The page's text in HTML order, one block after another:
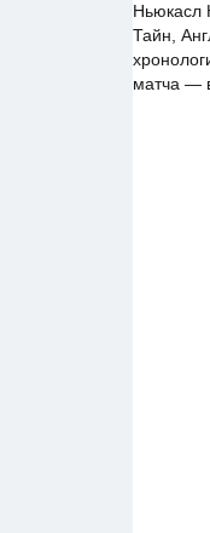
Ньюкасл
Тайн,
матча —